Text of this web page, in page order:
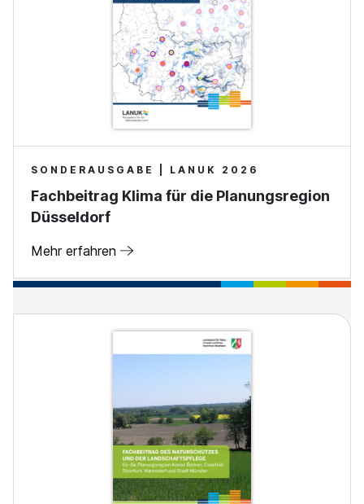
SONDERAUSGABE | LANUK 2026
Fachbeitrag Klima für die Planungsregion
Düsseldorf
Mehr erfahren